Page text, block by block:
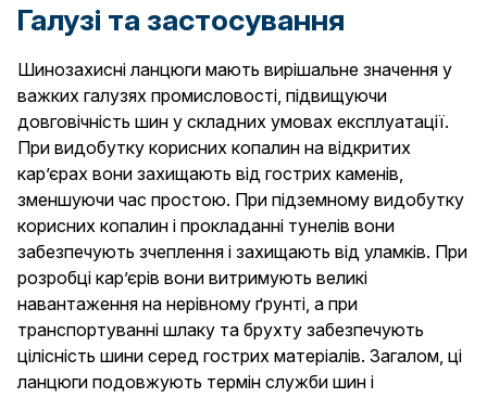
Галузі та застосування
Шинозахисні ланцюги мають вирішальне значення у
важких галузях промисловості, підвищуючи
довговічність шин у складних умовах експлуатації.
При видобутку корисних копалин на відкритих
кар’єрах вони захищають від гострих каменів,
зменшуючи час простою. При підземному видобутку
корисних копалин і прокладанні тунелів вони
забезпечують зчеплення і захищають від уламків. При
розробці кар’єрів вони витримують великі
навантаження на нерівному ґрунті, а при
транспортуванні шлаку та брухту забезпечують
цілісність шини серед гострих матеріалів. Загалом, ці
ланцюги подовжують термін служби шин і